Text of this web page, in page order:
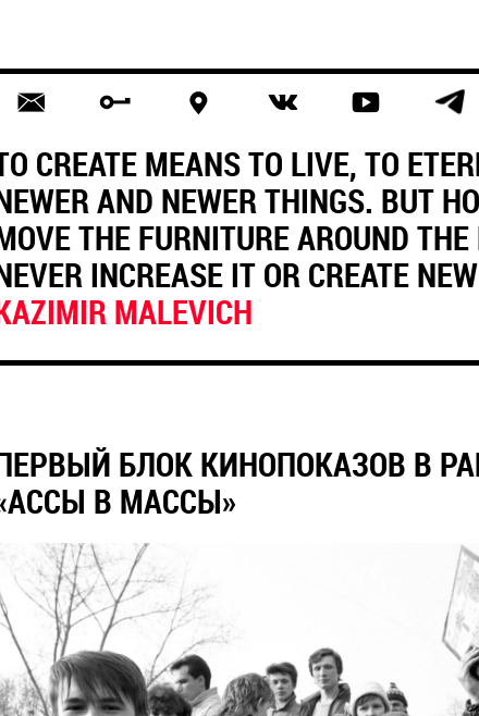
CREATE MEANS TO LIVE, TO
AND NEWER THINGS. BUT
THE FURNITURE AROUND
INCREASE IT OR CREATE
MALEVICH
БЛОК КИНОПОКАЗОВ В
В МАССЫ»